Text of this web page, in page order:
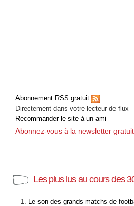
Abonnement RSS gratuit
Directement dans votre lecteur de flux
Recommander le site à un ami
Abonnez-vous à la newsletter
Les plus lus au cours des
Le son des grands matchs de